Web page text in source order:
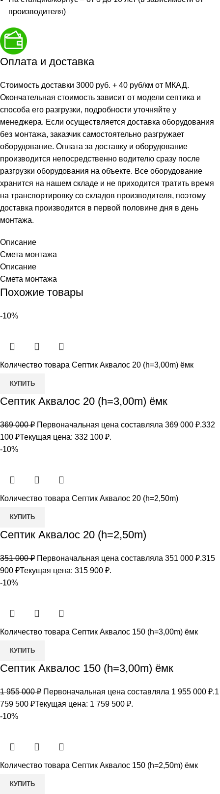
производителя)
Оплата и доставка
Стоимость доставки 3000 руб. + 40 руб/км от МКАД.
Окончательная стоимость зависит от модели септика и
способа его разгрузки, подробности уточняйте у
менеджера. Если осуществляется доставка оборудования
без монтажа, заказчик самостоятельно разгружает
оборудование. Оплата за доставку и оборудование
производится непосредственно водителю сразу после
разгрузки оборудования на объекте. Все оборудование
хранится на нашем складе и не приходится тратить время
на транспортировку со складов производителя, поэтому
доставка производится в первой половине дня в день
монтажа.
Описание
Смета монтажа
Описание
Смета монтажа
Похожие товары
-10%
Количество товара Септик Аквалос 20 (h=3,00m) ёмк
КУПИТЬ
Септик Аквалос 20 (h=3,00m) ёмк
369 000₽ Первоначальная цена составляла 369 000 ₽.332
100 ₽Текущая цена: 332 100 ₽.
-10%
Количество товара Септик Аквалос 20 (h=2,50m)
КУПИТЬ
Септик Аквалос 20 (h=2,50m)
351 000₽ Первоначальная цена составляла 351 000 ₽.315
900 ₽Текущая цена: 315 900 ₽.
-10%
Количество товара Септик Аквалос 150 (h=3,00m) ёмк
КУПИТЬ
Септик Аквалос 150 (h=3,00m) ёмк
1 955 000₽ Первоначальная цена составляла 1 955 000 ₽.1
759 500 ₽Текущая цена: 1 759 500 ₽.
-10%
Количество товара Септик Аквалос 150 (h=2,50m) ёмк
КУПИТЬ